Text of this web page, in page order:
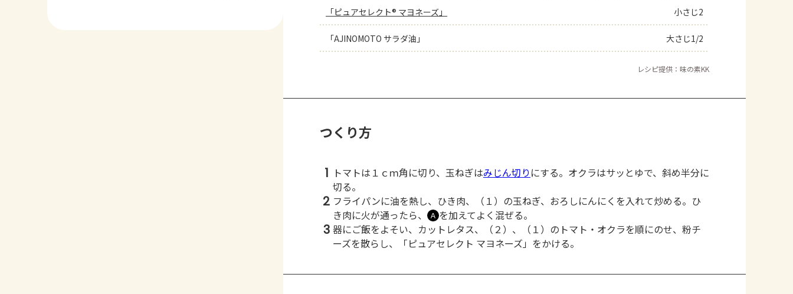
「ピュアセレクト® マヨネーズ」 小さじ2
「AJINOMOTO サラダ油」 大さじ1/2
レシピ提供：味の素KK
つくり方
1 トマトは１ｃｍ角に切り、玉ねぎはみじん切り にする。オクラはサッとゆで、斜め半分に
切る。
2 フライパンに油を熱し、ひき肉、（１）の玉ねぎ、おろしにんにくを入れて炒める。ひ
き肉に火が通ったら、
Ａ を加えてよく混ぜる。
3 器にご飯をよそい、カットレタス、（２）、（１）のトマト・オクラを順にのせ、粉チ
ーズを散らし、「ピュアセレクト マヨネーズ」をかける。